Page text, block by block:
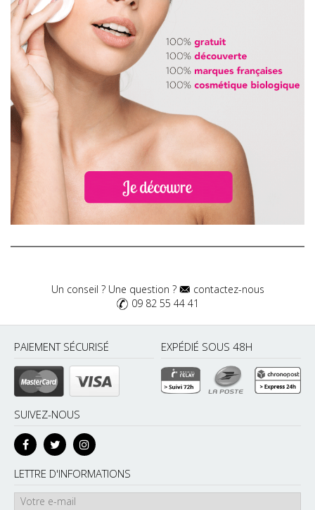
Un conseil ? Une question ?
contactez-nous
09 82 55 44 41
PAIEMENT SÉCURISÉ EXPÉDIÉ SOUS 48H
SUIVEZ-NOUS
LETTRE D'INFORMATIONS